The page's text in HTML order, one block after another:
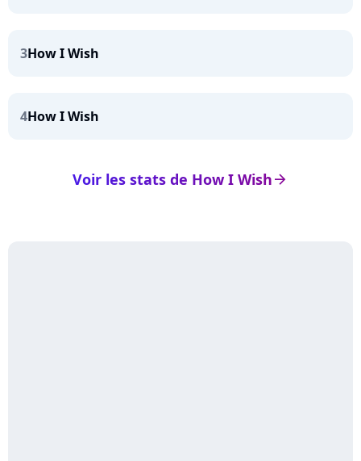
3How I Wish
4How I Wish
arrow_right
Voir les stats de How I Wish